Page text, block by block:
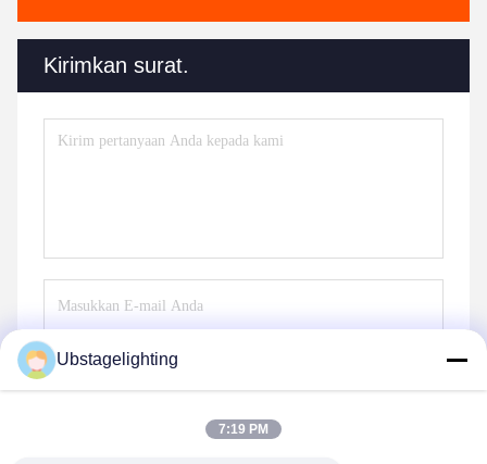
Kirimkan surat.
Kirim
Ubstagelighting
7:19 PM